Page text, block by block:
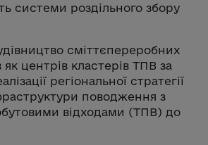
системи роздільного збору
сміттєпереробних
центрів кластерів ТПВ за
регіональної стратегії
поводження з
відходами (ТПВ) до